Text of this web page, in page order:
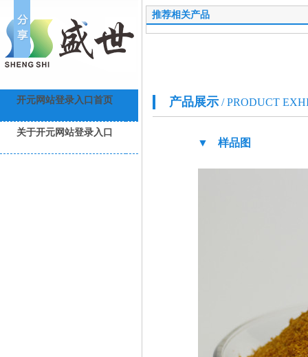
开元网站登录入口首页 水处理工程 开元(中国) 成
关于开元网站登录入口
推荐相关产品
产品展示 / PRODUCT
▼ 样品图